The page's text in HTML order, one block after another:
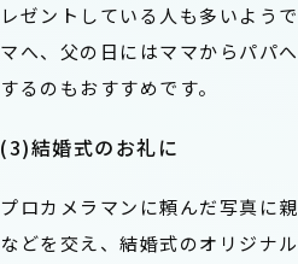
レゼントしている人も多いよう
マへ、父の日にはママからパパ
するのもおすすめです。
(3)結婚式のお礼に
プロカメラマンに頼んだ写真に
などを交え、結婚式のオリジナ